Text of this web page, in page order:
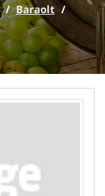
/ Baraolt /